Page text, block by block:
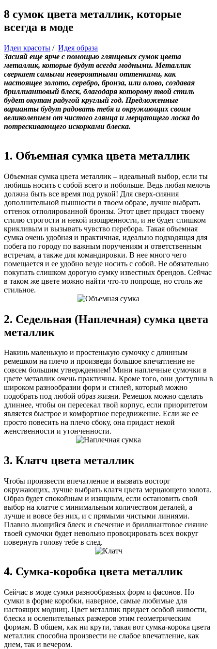
8 сумок цвета металлик, которые
всегда в моде
Идеи красоты / Идея образа
Засияй еще ярче с помощью глянцевых сумок цвета
металлик, которые будут всегда модными. Металлик
сверкает самыми невероятными оттенками, как
настоящее золото, серебро, бронза, или олово, создавая
бриллиантовый блеск, благодаря которому твой стиль
будет окутан радугой круглый год. Предложенные
варианты будут радовать тебя и окружающих своим
великолепием от чистого глянца и мерцающего лоска до
потрескивающего искорками блеска.
1. Объемная сумка цвета металлик
Объемная сумка цвета металлик – идеальный выбор, если ты
любишь носить с собой всего и побольше. Ведь любая мелочь
должна быть все время под рукой! Для сверх-сияния
дополнительной пышности в твоем образе, лучше выбрать
оттенок отполированной бронзы. Этот цвет придаст твоему
стилю строгости и некой изощренности, и не будет слишком
крикливым и вызывать чувство перебора. Такая объемная
сумка очень удобная и практичная, идеально подходящая для
побега по городу по важным поручениям и ответственным
встречам, а также для командировки. В нее много чего
помещается и ее удобно везде носить с собой. Не обязательно
покупать слишком дорогую сумку известных брендов. Сейчас
в таком же цвете можно найти что-то попроще, но столь же
стильное.
2. Седельная (Наплечная) сумка цвета
металлик
Накинь маленькую и простенькую сумочку с длинным
ремешком на плечо и произведи большое впечатление не
совсем большим утверждением! Мини наплечные сумочки в
цвете металлик очень практичны. Кроме того, они доступны в
широком разнообразии форм и стилей, который можно
подобрать под любой образ жизни. Ремешок можно сделать
длиннее, чтобы он пересекал твой корпус, если приоритетом
является быстрое и комфортное передвижение. Если же ее
просто повесить на плечо сбоку, она придаст некой
женственности и утонченности.
3. Клатч цвета металлик
Чтобы произвести впечатление и вызвать восторг
окружающих, лучше выбрать клатч цвета мерцающего золота.
Образ будет спокойным и изящным, если остановить свой
выбор на клатче с минимальным количеством деталей, а
лучше и вовсе без них, и с прямыми чистыми линиями.
Плавно льющийся блеск и свечение и бриллиантовое сияние
твоей сумочки будет невольно провоцировать всех вокруг
повернуть голову тебе в след.
4. Сумка-коробка цвета металлик
Сейчас в моде сумки разнообразных форм и фасонов. Но
сумки в форме коробки, наверное, самые любимые для
настоящих модниц. Цвет металлик придает особой живости,
блеска и ослепительных размеров этим геометрическим
формам. В общем, как ни крути, такая вот сумка-корока цвета
металлик способна произвести не слабое впечатление, как
днем, так и вечером.